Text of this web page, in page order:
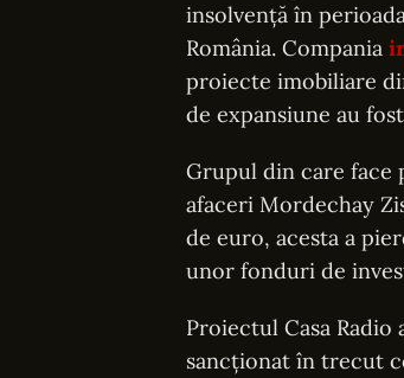
insolvență în
România. Compania
proiecte imobiliare
de expansiune au
Grupul din care face
afaceri Mordechay
de euro, acesta a
unor fonduri de
Proiectul Casa
sancționat în trecut